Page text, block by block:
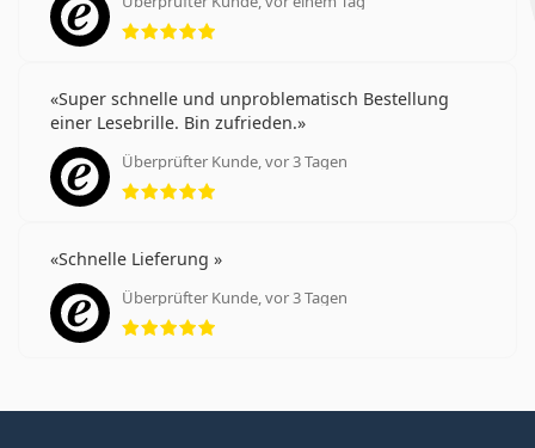
Bewertung 5 aus 5
Super schnelle und unproblematisch Bestellung
einer Lesebrille. Bin zufrieden.
Überprüfter Kunde, vor 3 Tagen
Bewertung 5 aus 5
Schnelle Lieferung
Überprüfter Kunde, vor 3 Tagen
Bewertung 5 aus 5